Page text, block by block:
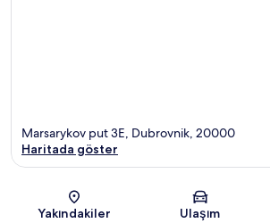
Harita
Marsarykov put 3E, Dubrovnik, 20000
Haritada göster
Yakındakiler Ulaşım